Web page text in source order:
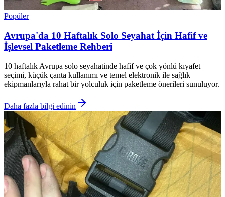
Popüler
Avrupa'da 10 Haftalık Solo Seyahat İçin Hafif ve
İşlevsel Paketleme Rehberi
10 haftalık Avrupa solo seyahatinde hafif ve çok yönlü kıyafet
seçimi, küçük çanta kullanımı ve temel elektronik ile sağlık
ekipmanlarıyla rahat bir yolculuk için paketleme önerileri sunuluyor.
Daha fazla bilgi edinin